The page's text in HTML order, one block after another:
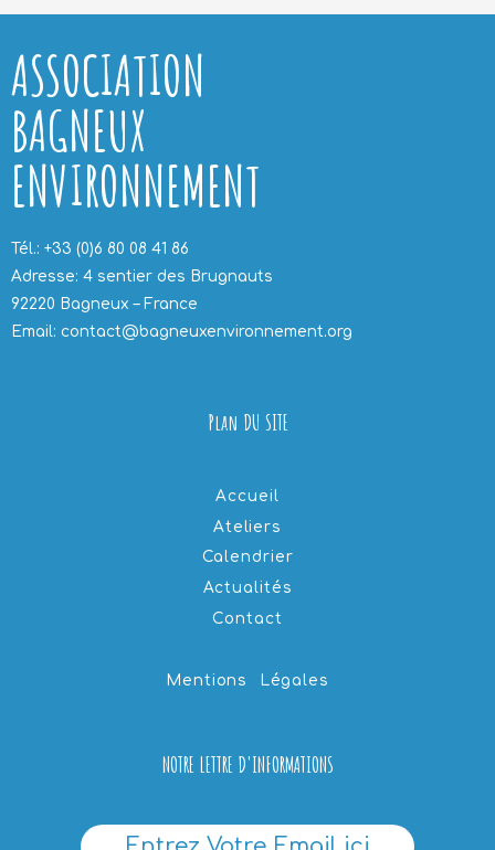
ASSOCIATION
BAGNEUX
ENVIRONNEMENT
Tél.: +33 (0)6 80 08 41 86
Adresse: 4 sentier des Brugnauts
92220 Bagneux – France
Email: contact@bagneuxenvironnement.org
Plan DU SITE
Accueil
Ateliers
Calendrier
Actualités
Contact
Mentions Légales
NOTRE LETTRE D'INFORMATIONS